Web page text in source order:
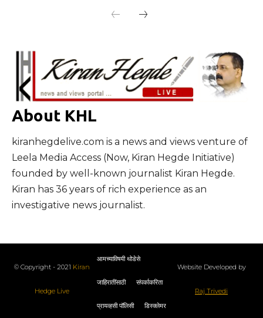
About KHL
kiranhegdelive.com is a news and views venture of
Leela Media Access (Now, Kiran Hegde Initiative)
founded by well-known journalist Kiran Hegde.
Kiran has 36 years of rich experience as an
investigative news journalist.
© Copyright - 2021 Kiran
Hedge Live
आमच्याविषयी थोडेसे
जाहिरातींसाठी संपर्काकरिता
प्रायव्हसी पॉलिसी डिस्क्लेमर
Website Developed by
Raj Trivedi